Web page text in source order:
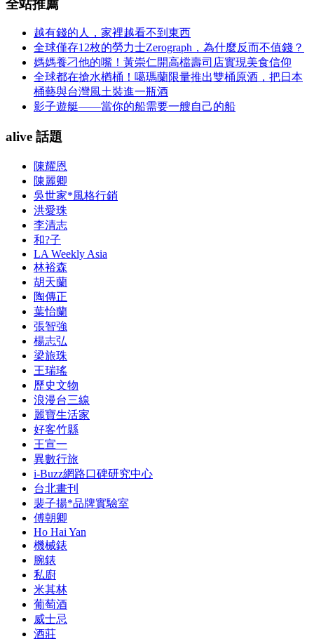
全站推薦
越有錢的人，家裡越看不到東西
全球僅存12枚的勞力士Zerograph，為什麼反而不值錢？
媽媽養刁他的嘴！黃崇仁開高檔壽司店實現美食信仰
全球都在搶水楢桶！噶瑪蘭限量推出雙桶原酒，把日本
桶藝與台灣風土裝進一瓶酒
影子遊艇——當你的船需要一艘自己的船
alive 話題
陳耀恩
陳麗卿
吳世家*風格行銷
洪愛珠
李清志
和?子
LA Weekly Asia
林裕森
胡天蘭
陶傳正
葉怡蘭
張智強
楊志弘
梁旅珠
王瑞瑤
歷史文物
浪漫台三線
麗寶生活家
好客竹縣
王宣一
異數行旅
i-Buzz網路口碑研究中心
台北畫刊
裴子揚*品牌實驗室
傅朝卿
Ho Hai Yan
機械錶
腕錶
私廚
米其林
葡萄酒
威士忌
酒莊